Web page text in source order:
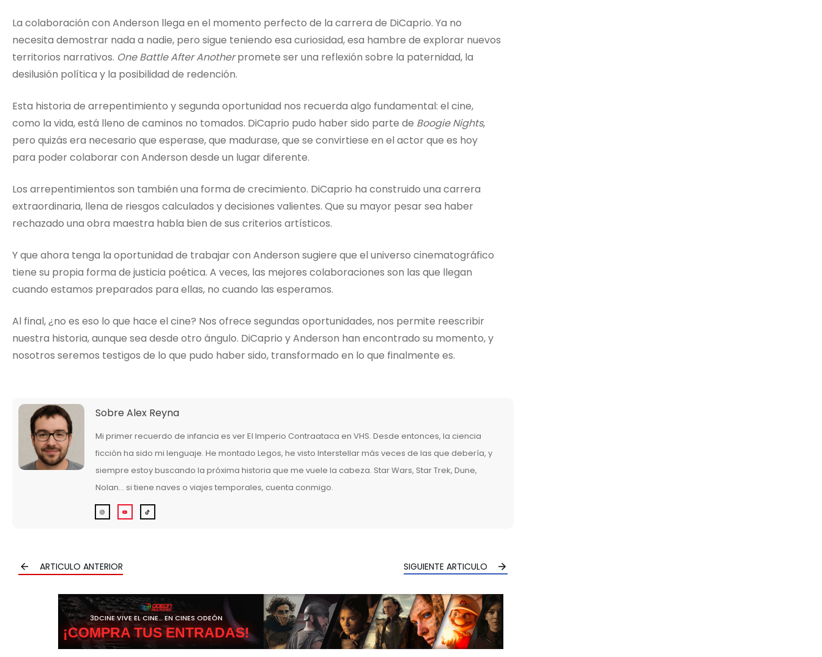
La colaboración con Anderson llega en el momento perfecto de la carrera de DiCaprio. Ya no
necesita demostrar nada a nadie, pero sigue teniendo esa curiosidad, esa hambre de explorar nuevos
territorios narrativos. One Battle After Anotherpromete ser una reflexión sobre la paternidad, la
desilusión política y la posibilidad de redención.
Esta historia de arrepentimiento y segunda oportunidad nos recuerda algo fundamental: el cine,
como la vida, está lleno de caminos no tomados. DiCaprio pudo haber sido parte de Boogie Nights,
pero quizás era necesario que esperase, que madurase, que se convirtiese en el actor que es hoy
para poder colaborar con Anderson desde un lugar diferente.
Los arrepentimientos son también una forma de crecimiento. DiCaprio ha construido una carrera
extraordinaria, llena de riesgos calculados y decisiones valientes. Que su mayor pesar sea haber
rechazado una obra maestra habla bien de sus criterios artísticos.
Y que ahora tenga la oportunidad de trabajar con Anderson sugiere que el universo cinematográfico
tiene su propia forma de justicia poética. A veces, las mejores colaboraciones son las que llegan
cuando estamos preparados para ellas, no cuando las esperamos.
Al final, ¿no es eso lo que hace el cine? Nos ofrece segundas oportunidades, nos permite reescribir
nuestra historia, aunque sea desde otro ángulo. DiCaprio y Anderson han encontrado su momento, y
nosotros seremos testigos de lo que pudo haber sido, transformado en lo que finalmente es.
SobreAlex Reyna
Mi primer recuerdo de infancia es ver El Imperio Contraataca en VHS. Desde entonces, la ciencia
ficción ha sido mi lenguaje. He montado Legos, he visto Interstellar más veces de las que debería, y
siempre estoy buscando la próxima historia que me vuele la cabeza. Star Wars, Star Trek, Dune,
Nolan… si tiene naves o viajes temporales, cuenta conmigo.
ARTICULO ANTERIOR SIGUIENTE ARTICULO
3DCINE VIVE EL CINE… EN CINES ODEÓN
¡COMPRA TUS ENTRADAS!